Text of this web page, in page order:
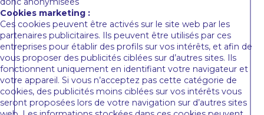
Cookies marketing :
Ces cookies peuvent être activés sur le site web par les
partenaires publicitaires. Ils peuvent être utilisés par ces
entreprises pour établir des profils sur vos intérêts, et afin de
vous proposer des publicités ciblées sur d’autres sites. Ils
fonctionnent uniquement en identifiant votre navigateur et
votre appareil. Si vous n’acceptez pas cette catégorie de
cookies, des publicités moins ciblées sur vos intérêts vous
seront proposées lors de votre navigation sur d’autres sites